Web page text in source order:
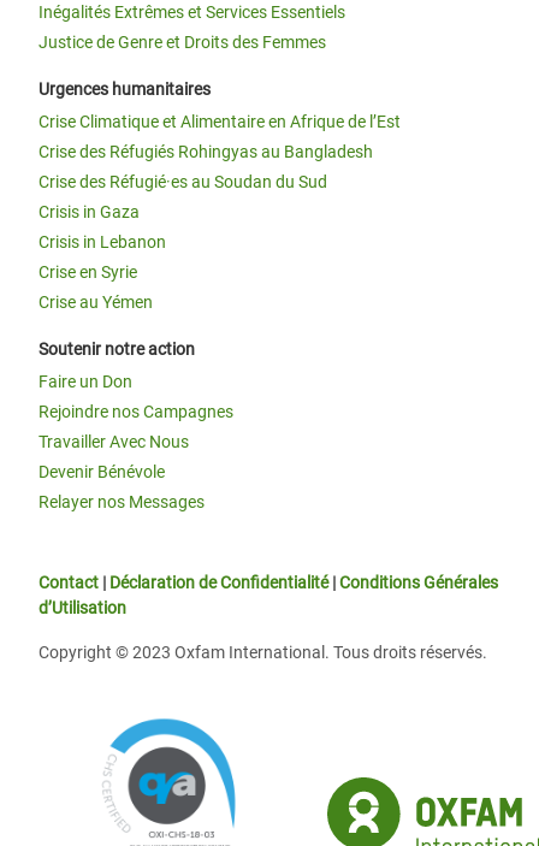
Inégalités Extrêmes et Services Essentiels
Justice de Genre et Droits des Femmes
Urgences humanitaires
Crise Climatique et Alimentaire en Afrique de l’Est
Crise des Réfugiés Rohingyas au Bangladesh
Crise des Réfugié·es au Soudan du Sud
Crisis in Gaza
Crisis in Lebanon
Crise en Syrie
Crise au Yémen
Soutenir notre action
Faire un Don
Rejoindre nos Campagnes
Travailler Avec Nous
Devenir Bénévole
Relayer nos Messages
Contact | Déclaration de Confidentialité|Conditions Générales
d’Utilisation
Copyright © 2023 Oxfam International. Tous droits réservés.